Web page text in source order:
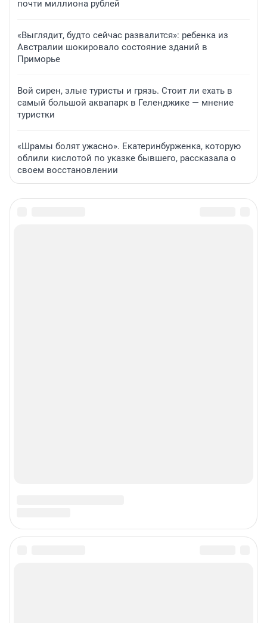
почти миллиона рублей
«Выглядит, будто сейчас развалится»: ребенка из
Австралии шокировало состояние зданий в
Приморье
Вой сирен, злые туристы и грязь. Стоит ли ехать в
самый большой аквапарк в Геленджике — мнение
туристки
«Шрамы болят ужасно». Екатеринбурженка, которую
облили кислотой по указке бывшего, рассказала о
своем восстановлении